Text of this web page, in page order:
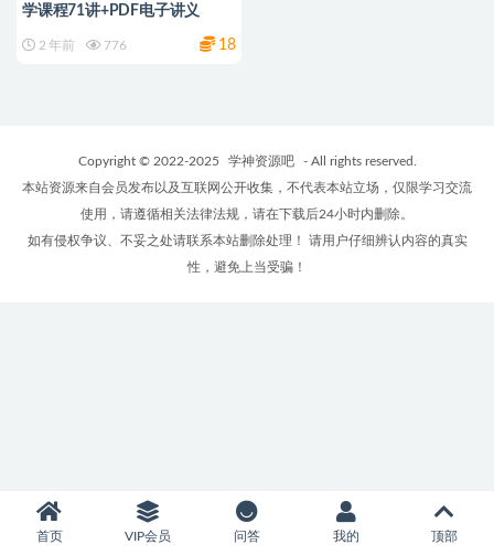
学课程71讲+PDF电子讲义
2 年前 776 18
Copyright © 2022-2025 学神资源吧
- All rights reserved.
本站资源来自会员发布以及互联网公开收集，不代表本站立场，仅限学习交流
使用，请遵循相关法律法规，请在下载后24小时内删除。
如有侵权争议、不妥之处请联系本站删除处理！ 请用户仔细辨认内容的真实
性，避免上当受骗！
首页 VIP会员 问答 我的 顶部